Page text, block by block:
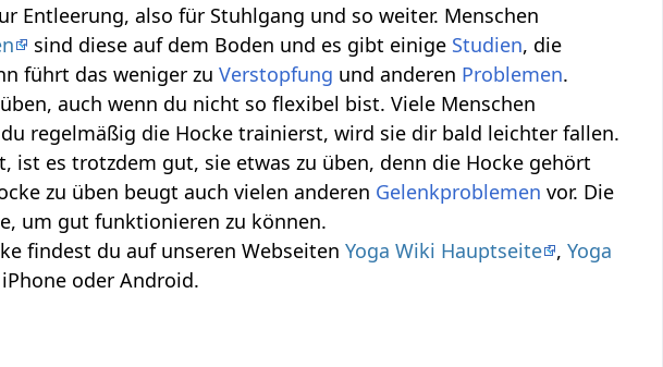
Entleerung, also für Stuhlgang und so weiter. Menschen
sind diese auf dem Boden und es gibt einige Studien, die
führt das weniger zuVerstopfung und anderen Problemen.
auch wenn du nicht so flexibel bist. Viele Menschen
regelmäßig die Hocke trainierst, wird sie dir bald leichter fallen.
ist es trotzdem gut, sie etwas zu üben, denn die Hocke gehört
zu üben beugt auch vielen anderen Gelenkproblemen vor. Die
um gut funktionieren zu können.
findest du auf unseren WebseitenYoga Wiki Hauptseite ,Yoga
oder Android.